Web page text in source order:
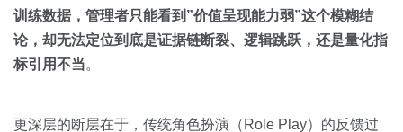
交易跟进
训练数据，管理者只能看到”价值呈现能力弱”这个模糊结
论，却无法定位到底是证据链断裂、逻辑跳跃，还是量化指
标引用不当。
更深层的断层在于，传统角色扮演（Role Play）的反馈过